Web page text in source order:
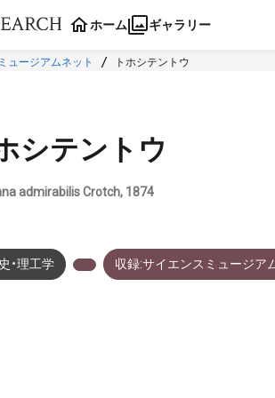
ホーム ギャラリー
ュージアムネット トホシテントウ
シテントウ
admirabilis Crotch, 1874
・理工学 収録:サイエンスミュージア